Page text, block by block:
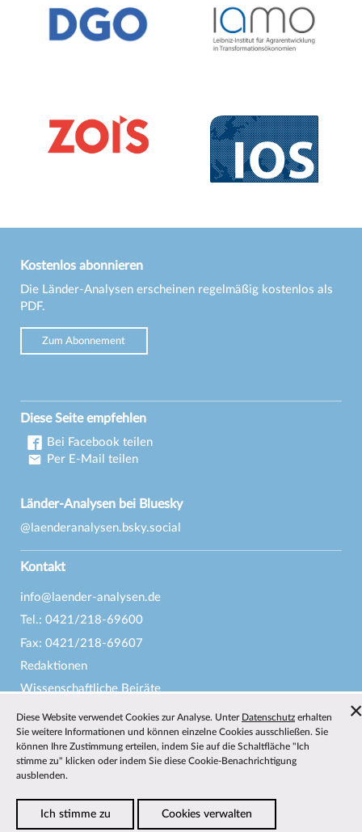
Kostenlos abonnieren
Die Länder-Analysen erscheinen regelmäßig kostenlos als
PDF.
Zum Abonnement
Diese Seite empfehlen
Bei Facebook teilen
Per E-Mail teilen
Länder-Analysen bei Bluesky
@laenderanalysen.bsky.social
Kontakt
info@laender-analysen.de
Tel.: 0421/218-69600
Fax: 0421/218-69607
Redaktionen
Wissenschaftliche Beiräte
Über die Länder-Analysen
Datenschutz—Impressum—Barrierefreiheit
Diese Website verwendet Cookies zur Analyse. Unter Datenschutz erhalten
Sie weitere Informationen und können einzelne Cookies ausschließen. Sie
können Ihre Zustimmung erteilen, indem Sie auf die Schaltfläche "Ich
stimme zu" klicken oder indem Sie diese Cookie-Benachrichtigung
ausblenden.
Ich stimme zu Cookies verwalten